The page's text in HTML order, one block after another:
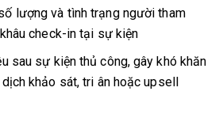
lượng và tình trạng người tham
check-in tại sự kiện
sau sự kiện thủ công, gây khó khăn
khảo sát, tri ân hoặc upsell